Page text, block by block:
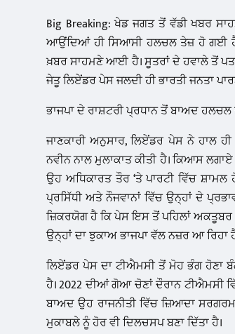
Big Breaking: ਖੇਡ ਜਗਤ ਤੋਂ ਵੱਡੀ ਖਬਰ
ਆਉਂਦਿਆਂ ਹੀ ਸਿਆਸੀ ਹਲਚਲ ਤੇਜ਼ ਹੋ ਗਈ
ਖ਼ਬਰ ਸਾਹਮਣੇ ਆਈ ਹੈ। ਸੂਤਰਾਂ ਦੇ ਹਵਾਲੇ ਤੋਂ
ਜੇਤੂ ਲਿਏਂਡਰ ਪੇਸ ਜਲਦੀ ਹੀ ਭਾਰਤੀ ਜਨਤਾ
ਭਾਜਪਾ ਦੇ ਰਾਸ਼ਟਰੀ ਪ੍ਰਧਾਨ ਤੋਂ ਬਾਅਦ
ਜਾਣਕਾਰੀ ਅਨੁਸਾਰ, ਲਿਏਂਡਰ ਪੇਸ ਨੇ ਹਾਲ
ਨਵੀਨ ਨਾਲ ਮੁਲਾਕਾਤ ਕੀਤੀ ਹੈ। ਕਿਆਸ
ਉਹ ਅਧਿਕਾਰਤ ਤੌਰ ‘ਤੇ ਪਾਰਟੀ ਵਿੱਚ
ਪ੍ਰਸਿੱਧੀ ਅਤੇ ਨੌਜਵਾਨਾਂ ਵਿੱਚ ਉਨ੍ਹਾਂ ਦੇ
ਜ਼ਿਕਰਯੋਗ ਹੈ ਕਿ ਪੇਸ ਇਸ ਤੋਂ ਪਹਿਲਾਂ ਅਕਤੂਬਰ
ਉਨ੍ਹਾਂ ਦਾ ਝੁਕਾਅ ਭਾਜਪਾ ਵੱਲ ਨਜ਼ਰ ਆ ਰਿਹਾ
ਲਿਏਂਡਰ ਪੇਸ ਦਾ ਟੀਐਮਸੀ ਤੋਂ ਮੋਹ ਭੰਗ ਹੋਣਾ
ਹੈ। 2022 ਦੀਆਂ ਗੋਆ ਚੋਣਾਂ ਦੌਰਾਨ ਟੀਐਮਸੀ
ਬਾਅਦ ਉਹ ਰਾਜਨੀਤੀ ਵਿੱਚ ਜ਼ਿਆਦਾ
ਮੁਕਾਬਲੇ ਨੂੰ ਹੋਰ ਵੀ ਦਿਲਚਸਪ ਬਣਾ ਦਿੱਤਾ ਹੈ।